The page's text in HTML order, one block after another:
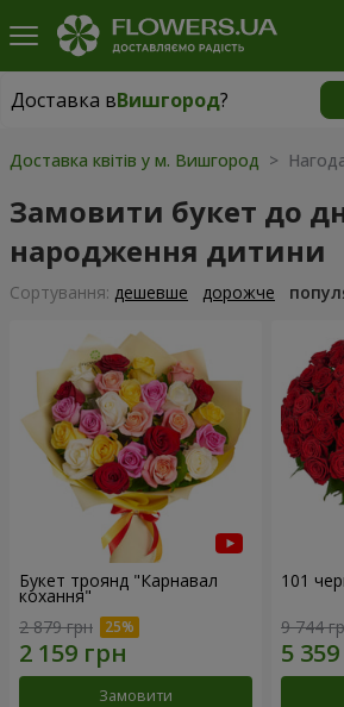
Доставка вВишгород?
Доставка вВишгород|
Доставка квітів у м. Вишгород >
Замовити букет до
народження дитини
Сортування: дешевше дорожче
Букет троянд "Карнавал
кохання"
2 879 грн
Замовити
101
9 744